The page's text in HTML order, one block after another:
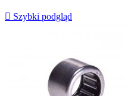
 Szybki podgląd